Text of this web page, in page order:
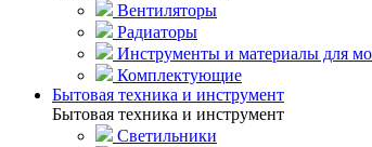
Вентиляторы
Радиаторы
Инструменты и материалы для
Комплектующие
Бытовая техника и инструмент
Бытовая техника и инструмент
Светильники